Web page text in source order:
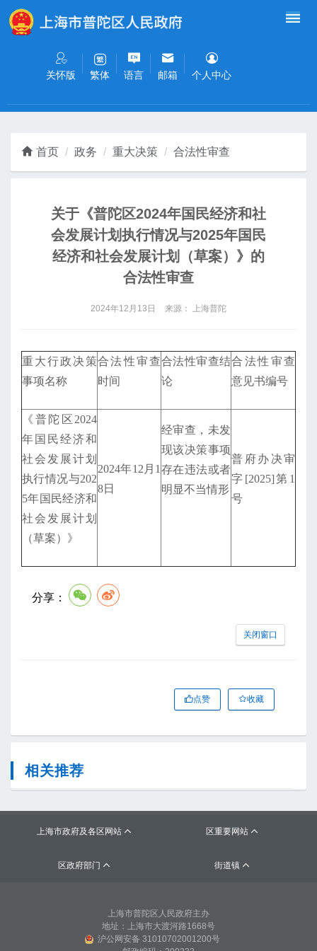
无障碍操作说明
关怀版 繁体 语言 邮箱 个人中心
首页 政务 重大决策 合法性审查
关于《普陀区2024年国民经济和社
会发展计划执行情况与2025年国民
经济和社会发展计划（草案）》的
合法性审查
2024年12月13日 来源： 上海普陀
重大行政决策
事项名称
合法性审查
时间
合法性审查结
论
合法性审查
意见书编号
《普陀区2024
年国民经济和
社会发展计划
执行情况与202
5年国民经济和
社会发展计划
（草案）》
2024年12月1
8日
经审查，未发
现该决策事项
存在违法或者
明显不当情形
普府办决审
字[2025]第1
号
分享：
关闭窗口
点赞 收藏
相关推荐
上海市政府及各区网站  区重要网站 
区政府部门  街道镇 
上海市普陀区人民政府主办
地址：上海市大渡河路1668号
沪公网安备 31010702001200号